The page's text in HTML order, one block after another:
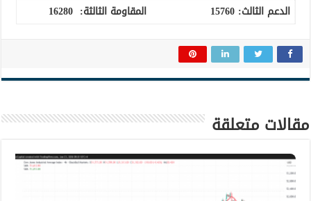
الدعم الثالث: المقاومة الثالثة: 16280
مقالات متعلقة